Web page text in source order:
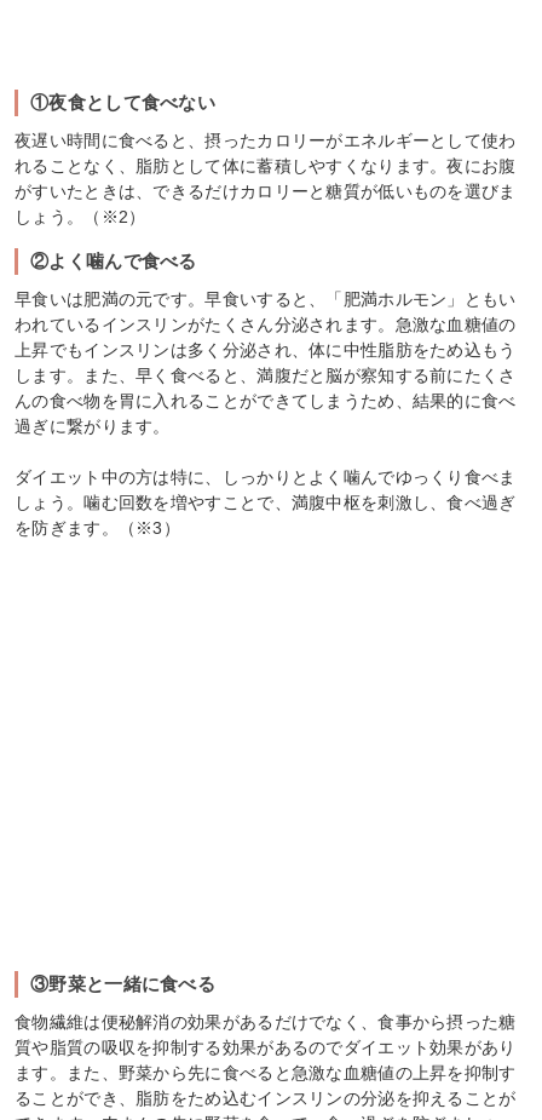
①夜食として食べない
夜遅い時間に食べると、摂ったカロリーがエネルギーとして使わ
れることなく、脂肪として体に蓄積しやすくなります。夜にお腹
がすいたときは、できるだけカロリーと糖質が低いものを選びま
しょう。（※2）
②よく噛んで食べる
早食いは肥満の元です。早食いすると、「肥満ホルモン」ともい
われているインスリンがたくさん分泌されます。急激な血糖値の
上昇でもインスリンは多く分泌され、体に中性脂肪をため込もう
します。また、早く食べると、満腹だと脳が察知する前にたくさ
んの食べ物を胃に入れることができてしまうため、結果的に食べ
過ぎに繋がります。
ダイエット中の方は特に、しっかりとよく噛んでゆっくり食べま
しょう。噛む回数を増やすことで、満腹中枢を刺激し、食べ過ぎ
を防ぎます。（※3）
③野菜と一緒に食べる
食物繊維は便秘解消の効果があるだけでなく、食事から摂った糖
質や脂質の吸収を抑制する効果があるのでダイエット効果があり
ます。また、野菜から先に食べると急激な血糖値の上昇を抑制す
ることができ、脂肪をため込むインスリンの分泌を抑えることが